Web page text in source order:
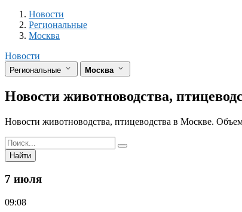
Разделы
Новости
Региональные
Москва
Новости
Региональные Москва
Новости животноводства,
Новости животноводства, птицеводства в Москве.
Найти
7 июля
09:08